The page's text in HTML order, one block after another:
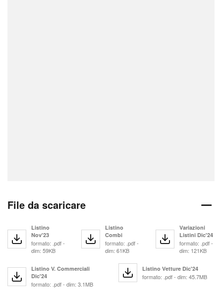
File da scaricare
Listino
Nov'23
formato: .pdf -
dim: 59KB
Listino
Combi
formato: .pdf -
dim: 61KB
Variazioni
Listini Dic'24
formato: .pdf -
dim: 121KB
Listino V. Commerciali
Dic'24
formato: .pdf - dim: 3.1MB
Listino Vetture Dic'24
formato: .pdf - dim: 45.7MB